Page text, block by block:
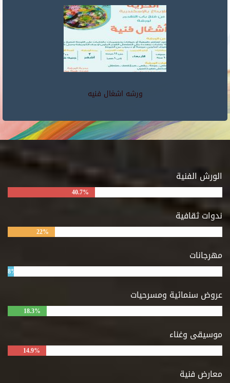
ورشه اشغال فنيه
الورش الفنية
40.7%
ندوات ثقافية
22%
مهرجانات
8%
عروض سنمائية ومسرحيات
18.3%
موسيقى وغناء
14.9%
معارض فنية